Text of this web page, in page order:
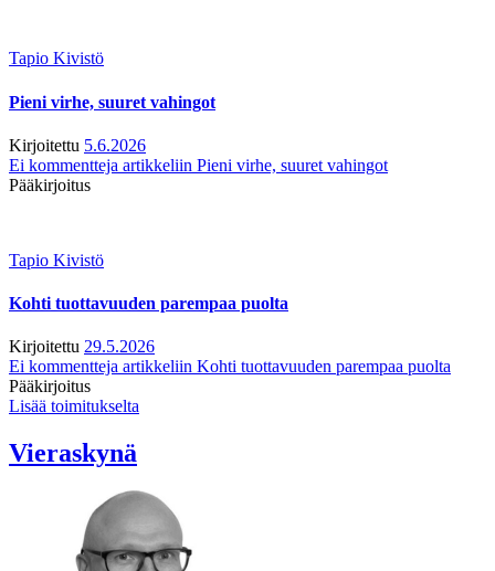
Tapio Kivistö
Pieni virhe, suuret vahingot
Kirjoitettu 5.6.2026
Ei kommentteja artikkeliin Pieni virhe, suuret vahingot
Pääkirjoitus
Tapio Kivistö
Kohti tuottavuuden parempaa puolta
Kirjoitettu 29.5.2026
Ei kommentteja artikkeliin Kohti tuottavuuden parempaa puolta
Pääkirjoitus
Lisää toimitukselta
Vieraskynä